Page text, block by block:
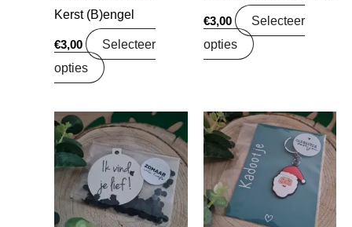
Kerst (B)engel
€3,00
Selecteer
opties
€3,00
Selecteer
opties